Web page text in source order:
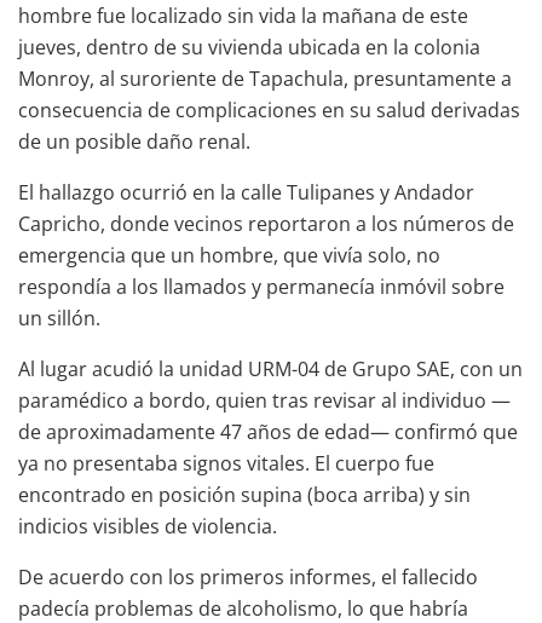
hombre fue localizado sin vida la mañana de este
jueves, dentro de su vivienda ubicada en la colonia
Monroy, al suroriente de Tapachula, presuntamente a
consecuencia de complicaciones en su salud derivadas
de un posible daño renal.
El hallazgo ocurrió en la calle Tulipanes y Andador
Capricho, donde vecinos reportaron a los números de
emergencia que un hombre, que vivía solo, no
respondía a los llamados y permanecía inmóvil sobre
un sillón.
Al lugar acudió la unidad URM-04 de Grupo SAE, con un
paramédico a bordo, quien tras revisar al individuo —
de aproximadamente 47 años de edad— confirmó que
ya no presentaba signos vitales. El cuerpo fue
encontrado en posición supina (boca arriba) y sin
indicios visibles de violencia.
De acuerdo con los primeros informes, el fallecido
padecía problemas de alcoholismo, lo que habría